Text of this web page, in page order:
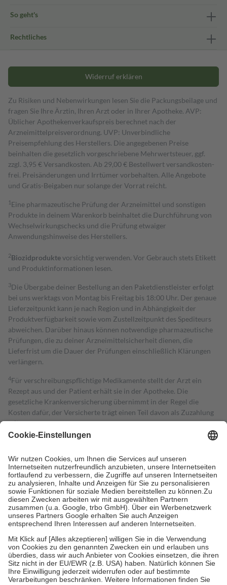
So geht's
Rechtliches
Widerruf erklären
Zu Risiken und Nebenwirkungen lesen Sie die Packungsbeilage und
fragen Sie Ihre Ärztin, Ihren Arzt oder in Ihrer Apotheke. AVP:
Üblicher Apothekenverkaufspreis berechnet nach der
Arzneimittelpreisverordnung. UVP: Unverbindliche
Preisempfehlung des Herstellers. Die angegebenen Preise
beinhalten die gesetzlich vorgeschriebene Mehrwertsteuer, ggf.
zzgl. 3,95 € Versandkosten. Ab 29,00 € Bestell­wert versand­kosten­
frei. Preisänderungen und Irrtümer vorbehalten. Alle Angebote
und Gratis-Beigaben nur solange der Vorrat reicht.
1 Eine pharmazeutische Prüfung der Arzneimittel und sonstigen
Produkte in deinem Warenkorb beinhaltet die Durchführung von
Wechselwirkungschecks und die Prüfung etwaiger
Anwendungshinweise des Herstellers.
2Biozidproduktevorsichtig verwenden. Vor Gebrauch stets Etikett
und Produktinformationen lesen.
3Die Übergabe deiner Bestellung an den Paketdienstleister erfolgt
bei uns werktags von Montag bis Freitag bis 18:00 Uhr. Der genaue
Lieferzeitpunkt kann je nach Region und in Abhängigkeit der
Produktverfügbarkeit sowie vom Zustellzeitpunkt des Spediteurs
abweichen. Darüber hinaus können notwendige pharmazeutische
Prüfungen, die zu deiner Arzneimittelsicherheit dienen, die
Lieferfrist um die Dauer der Prüfungen einschließlich Klärungen
verlängern.
4Für verschreibungspflichtige Medikamente stellt der Arzt ein
Rezept aus und der Patient erhält sie in der Apotheke. Die
gesetzliche Krankenversicherung übernimmt in der Regel die
Kosten dafür, der Versicherte trägt einen Teil davon als Zuzahlung
mit.
Grundsätzlich leisten Mitglieder Zuzahlungen in Höhe von zehn
höchstens zehn Euro.
Es sind jedoch nie mehr als die tatsächlichen
Kosten der Leistung zu entrichten.
Diese Regeln gelten grundsätzlich auch für Online-Apotheken.
Bei Heilmitteln und häuslicher Krankenpflege beträgt die
Zuzahlung zehn Prozent der Kosten sowie zehn Euro je
Verordnung.
Um das Engagement der Versicherten für ihre eigene Gesundheit zu
stärken und die besondere Stellung der Familie zu unterstützen,
fallenkeine Zuzahlungenan bei:
• Kindern und Jugendlichen bis zum vollendeten 18. Lebensjahr
mit Ausnahme der Fahrkosten
• Untersuchungen zur Vorsorge und Früherkennung, die von der
GKV getragen werden